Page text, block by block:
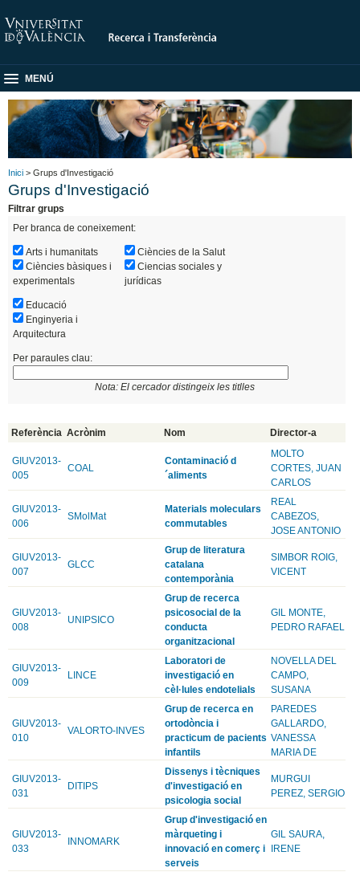
MENÚ
Inici > Grups d'Investigació
Grups d'Investigació
Filtrar grups
Per branca de coneixement:
Arts i humanitats
Ciències bàsiques i
experimentals
Ciències de la Salut
Ciencias sociales y
jurídicas
Educació
Enginyeria i
Arquitectura
Per paraules clau:
Nota: El cercador distingeix les titlles
Referència Acrònim Nom Director-a
GIUV2013-
005
COAL
Contaminació d
´aliments
MOLTO
CORTES, JUAN
CARLOS
GIUV2013-
006
SMolMat
Materials moleculars
commutables
REAL
CABEZOS,
JOSE ANTONIO
GIUV2013-
007
GLCC
Grup de literatura
catalana
contemporània
SIMBOR ROIG,
VICENT
GIUV2013-
008
UNIPSICO
Grup de recerca
psicosocial de la
conducta
organitzacional
GIL MONTE,
PEDRO RAFAEL
GIUV2013-
009
LINCE
Laboratori de
investigació en
cèl·lules endotelials
NOVELLA DEL
CAMPO,
SUSANA
GIUV2013-
010
VALORTO-INVES
Grup de recerca en
ortodòncia i
practicum de pacients
infantils
PAREDES
GALLARDO,
VANESSA
MARIA DE
GIUV2013-
031
DITIPS
Dissenys i tècniques
d'investigació en
psicologia social
MURGUI
PEREZ, SERGIO
GIUV2013-
033
INNOMARK
Grup d'investigació en
màrqueting i
innovació en comerç i
serveis
GIL SAURA,
IRENE